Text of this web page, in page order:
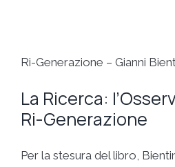
Ri-Generazione – Gianni
La Ricerca:
Ri-Generazione
Per la stesura del libro,